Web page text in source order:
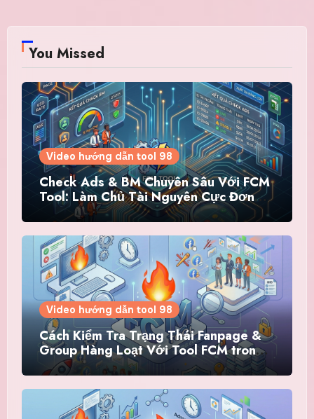
You Missed
Video hướng dẫn tool 98
Check Ads & BM Chuyên Sâu Với FCM
Tool: Làm Chủ Tài Nguyên Cực Đơn
Giản
Video hướng dẫn tool 98
Cách Kiểm Tra Trạng Thái Fanpage &
Group Hàng Loạt Với Tool FCM trong
hệ thống Tool 98